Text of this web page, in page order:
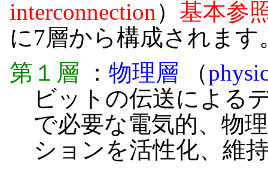
interconnection） 基本参
に7層から構成されます
第１層 ： 物理層 （
ビットの伝送による
で必要な電気的、物
ションを活性化、維